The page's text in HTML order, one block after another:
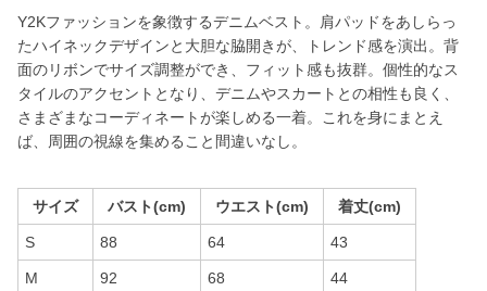
Y2Kファッションを象徴するデニムベスト。肩パッドをあしらっ
たハイネックデザインと大胆な脇開きが、トレンド感を演出。背
面のリボンでサイズ調整ができ、フィット感も抜群。個性的なス
タイルのアクセントとなり、デニムやスカートとの相性も良く、
さまざまなコーディネートが楽しめる一着。これを身にまとえ
ば、周囲の視線を集めること間違いなし。
サイズ バスト(cm) ウエスト(cm) 着丈(cm)
S 88 64 43
M 92 68 44